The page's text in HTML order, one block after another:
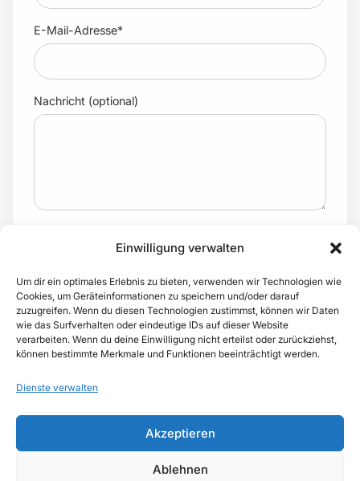
Einwilligung verwalten
Um dir ein optimales Erlebnis zu bieten, verwenden wir Technologien wie
Cookies, um Geräteinformationen zu speichern und/oder darauf
zuzugreifen. Wenn du diesen Technologien zustimmst, können wir Daten
wie das Surfverhalten oder eindeutige IDs auf dieser Website
verarbeiten. Wenn du deine Einwilligung nicht erteilst oder zurückziehst,
können bestimmte Merkmale und Funktionen beeinträchtigt werden.
Dienste verwalten
Akzeptieren
Ablehnen
E-Mail-Adresse*
Nachricht (optional)
der Verarbeitung meiner Angaben zur Kontaktaufnahme
JETZT KOSTENPFLICHTIG BUCHEN